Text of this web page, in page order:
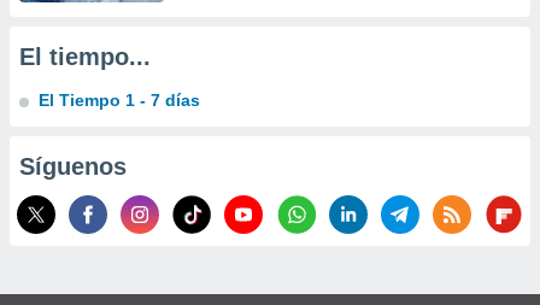
o a través
de
uso de
con el
El tiempo...
El Tiempo 1 - 7 días
Síguenos